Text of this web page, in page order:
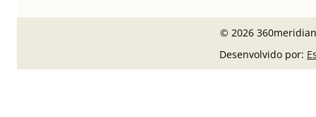
© 2026
Desenvolvido por: